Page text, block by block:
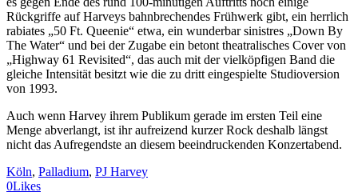
Rückgriffe auf Harveys bahnbrechendes Frühwerk gibt, ein herrlich
rabiates „50 Ft. Queenie“ etwa, ein wunderbar sinistres „Down By
The Water“ und bei der Zugabe ein betont theatralisches Cover von
„Highway 61 Revisited“, das auch mit der vielköpfigen Band die
gleiche Intensität besitzt wie die zu dritt eingespielte Studioversion
von 1993.
Auch wenn Harvey ihrem Publikum gerade im ersten Teil eine
Menge abverlangt, ist ihr aufreizend kurzer Rock deshalb längst
nicht das Aufregendste an diesem beeindruckenden Konzertabend.
Köln, Palladium, PJ Harvey
0Likes